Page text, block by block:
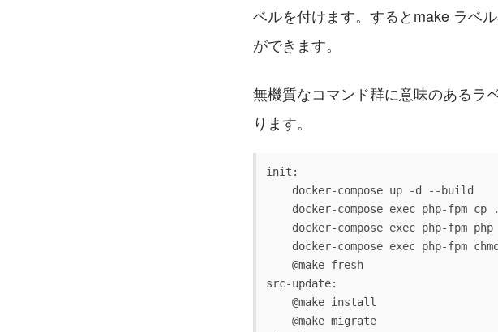
ベルを付けます。するとmake ラベ
ができます。
無機質なコマンド群に意味のあるラ
ります。
init:
src-update: